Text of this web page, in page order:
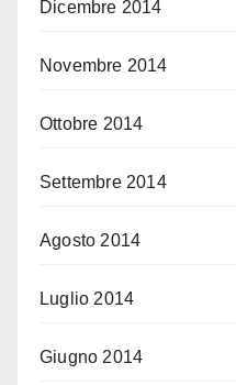
Dicembre 2014
Novembre 2014
Ottobre 2014
Settembre 2014
Agosto 2014
Luglio 2014
Giugno 2014